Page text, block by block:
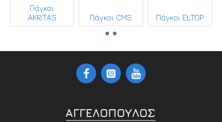
Πάγκοι
AKRITAS
Πάγκοι CMS Πάγκοι ELTOP